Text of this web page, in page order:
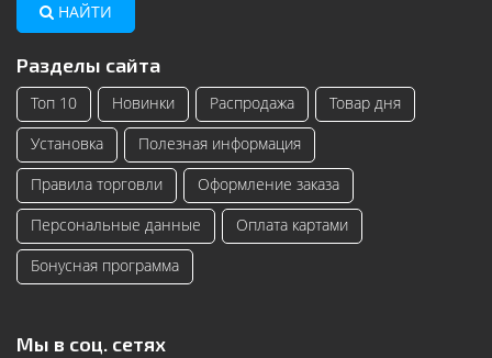
НАЙТИ
Разделы сайта
Топ 10 Новинки Распродажа
Товар дня
Установка
Полезная информация
Правила торговли
Оформление заказа
Персональные данные
Оплата картами
Бонусная программа
Мы в соц. сетях